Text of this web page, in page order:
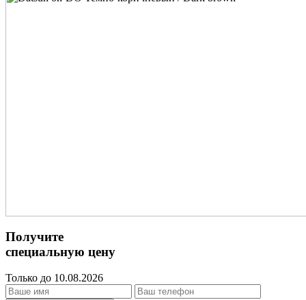
Получите
специальную цену
Только до 10.08.2026